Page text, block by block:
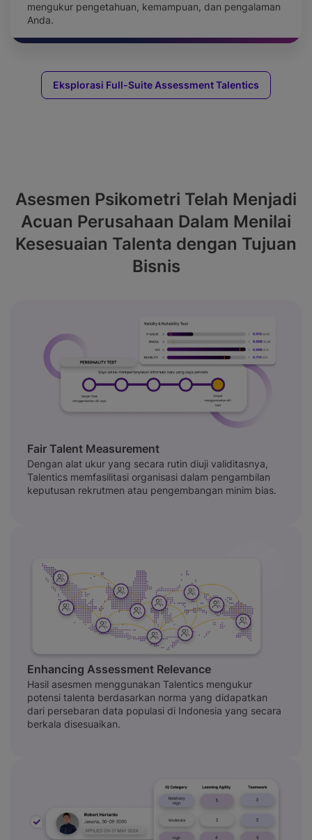
mengukur pengetahuan, kemampuan, dan pengalaman
Anda.
Eksplorasi Full-Suite Assessment Talentics
Asesmen Psikometri Telah Menjadi
Acuan Perusahaan Dalam Menilai
Kesesuaian Talenta dengan Tujuan
Bisnis
Fair Talent Measurement
Dengan alat ukur yang secara rutin diuji validitasnya,
Talentics memfasilitasi organisasi dalam pengambilan
keputusan rekrutmen atau pengembangan minim bias.
Enhancing Assessment Relevance
Hasil asesmen menggunakan Talentics mengukur
potensi talenta berdasarkan norma yang didapatkan
dari persebaran data populasi di Indonesia yang secara
berkala disesuaikan.